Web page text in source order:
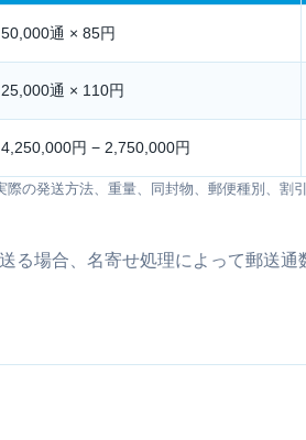
50,000通 × 85円
25,000通 × 110円
4,250,000円 − 2,750,000円
の発送方法、重量、同封物、郵便種別、割
る場合、名寄せ処理によって郵送